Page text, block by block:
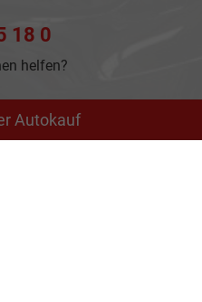
Autokauf
18 0
helfen?